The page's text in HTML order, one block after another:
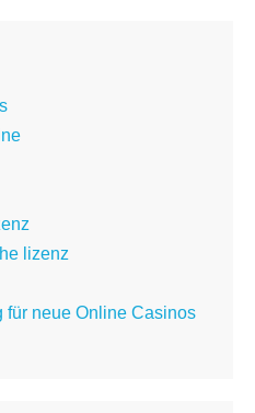
lizenz
neue Online Casinos